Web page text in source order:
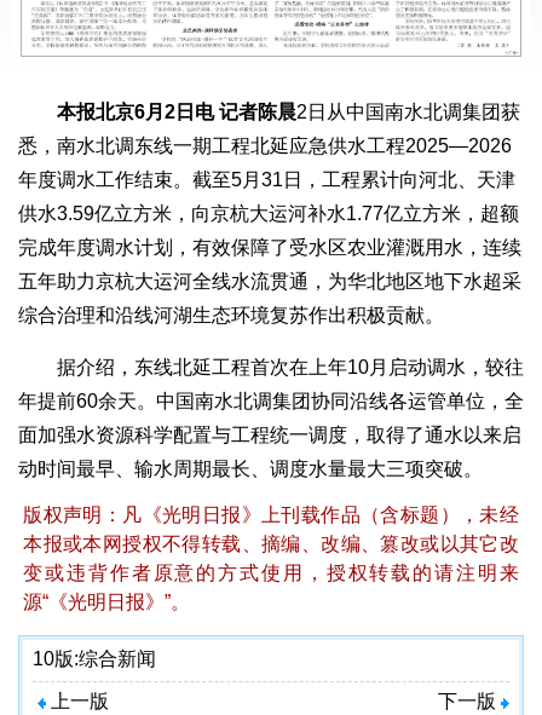
本报北京6月2日电 记者陈晨2日从中国南水北调集团获
悉，南水北调东线一期工程北延应急供水工程2025—2026
年度调水工作结束。截至5月31日，工程累计向河北、天津
供水3.59亿立方米，向京杭大运河补水1.77亿立方米，超额
完成年度调水计划，有效保障了受水区农业灌溉用水，连续
五年助力京杭大运河全线水流贯通，为华北地区地下水超采
综合治理和沿线河湖生态环境复苏作出积极贡献。
据介绍，东线北延工程首次在上年10月启动调水，较往
年提前60余天。中国南水北调集团协同沿线各运管单位，全
面加强水资源科学配置与工程统一调度，取得了通水以来启
动时间最早、输水周期最长、调度水量最大三项突破。
版权声明：凡《光明日报》上刊载作品（含标题），未经
本报或本网授权不得转载、摘编、改编、篡改或以其它改
变或违背作者原意的方式使用，授权转载的请注明来
源“《光明日报》”。
10版:综合新闻
上一版 下一版